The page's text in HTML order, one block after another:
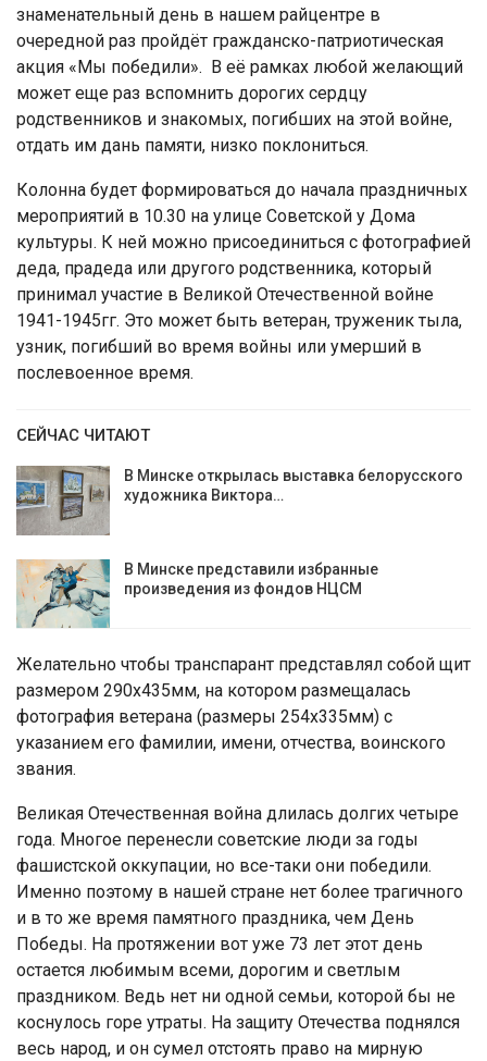
знаменательный день в нашем райцентре в
очередной раз пройдёт гражданско-патриотическая
акция «Мы победили». В её рамках любой желающий
может еще раз вспомнить дорогих сердцу
родственников и знакомых, погибших на этой войне,
отдать им дань памяти, низко поклониться.
Колонна будет формироваться до начала праздничных
мероприятий в 10.30 на улице Советской у Дома
культуры. К ней можно присоединиться с фотографией
деда, прадеда или другого родственника, который
принимал участие в Великой Отечественной войне
1941-1945гг. Это может быть ветеран, труженик тыла,
узник, погибший во время войны или умерший в
послевоенное время.
СЕЙЧАС ЧИТАЮТ
В Минске открылась выставка белорусского
художника Виктора…
В Минске представили избранные
произведения из фондов НЦСМ
Желательно чтобы транспарант представлял собой щит
размером 290х435мм, на котором размещалась
фотография ветерана (размеры 254х335мм) с
указанием его фамилии, имени, отчества, воинского
звания.
Великая Отечественная война длилась долгих четыре
года. Многое перенесли советские люди за годы
фашистской оккупации, но все-таки они победили.
Именно поэтому в нашей стране нет более трагичного
и в то же время памятного праздника, чем День
Победы. На протяжении вот уже 73 лет этот день
остается любимым всеми, дорогим и светлым
праздником. Ведь нет ни одной семьи, которой бы не
коснулось горе утраты. На защиту Отечества поднялся
весь народ, и он сумел отстоять право на мирную